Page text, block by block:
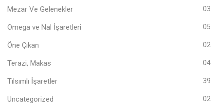
Mezar Ve Gelenekler 03
Omega ve Nal İşaretleri 05
Öne Çıkan 02
Terazi, Makas 04
Tılsımlı İşaretler 39
Uncategorized 02